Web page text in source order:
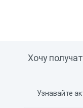
Хочу
Узнавайте